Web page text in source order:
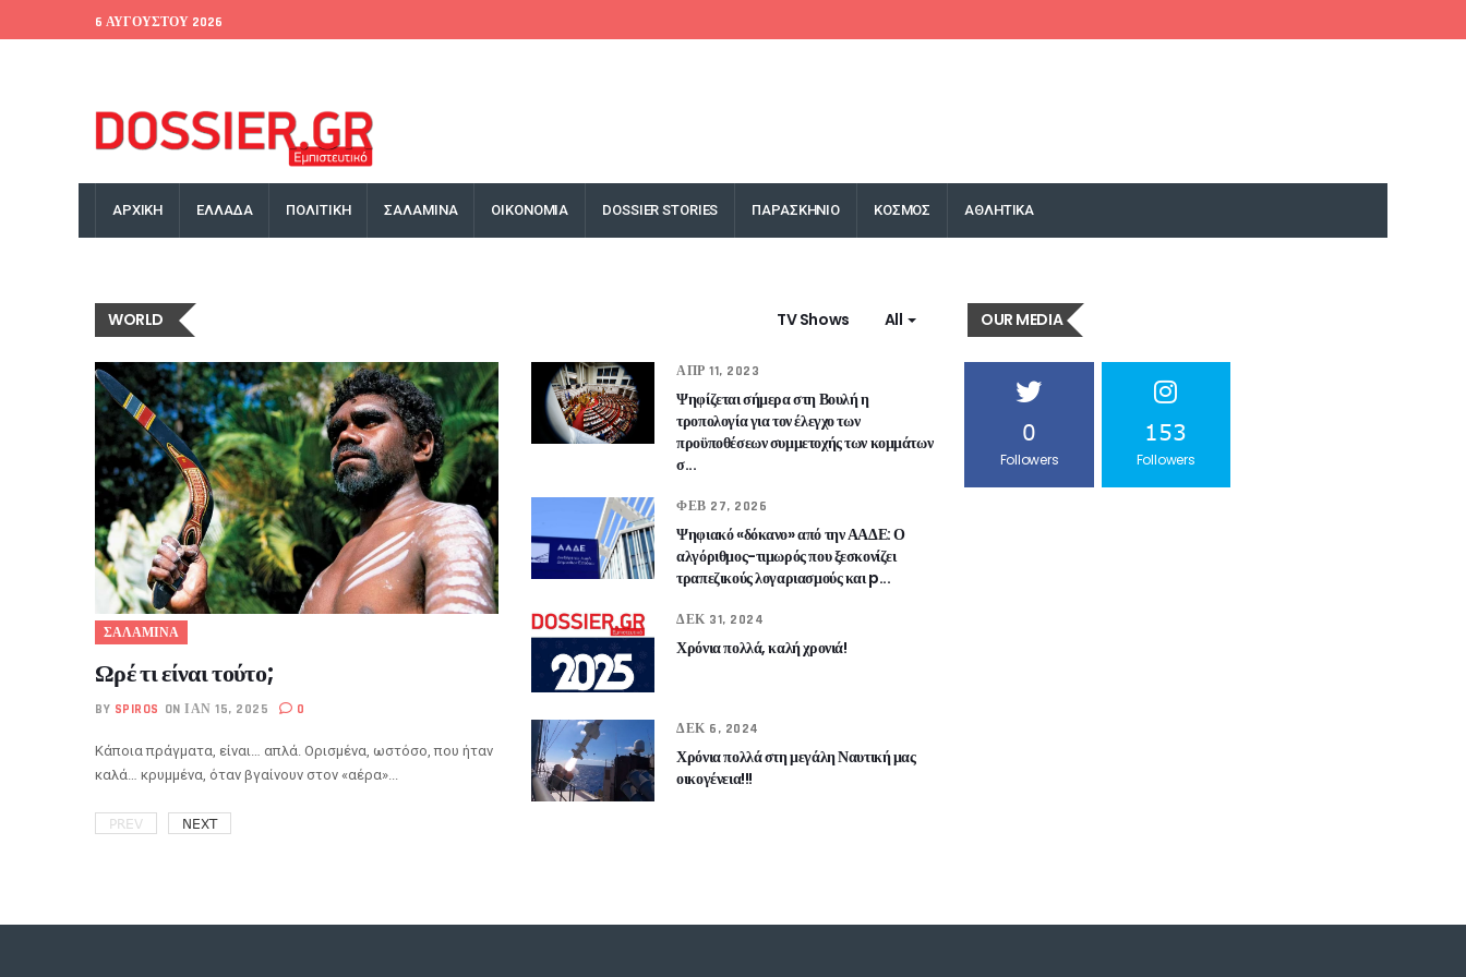
6 ΑΥΓΟΎΣΤΟΥ 2026
ΑΡΧΙΚΗ ΕΛΛΑΔΑ ΠΟΛΙΤΙΚΗ ΣΑΛΑΜΙΝΑ ΟΙΚΟΝΟΜΙΑ DOSSIER STORIES ΠΑΡΑΣΚΗΝΙΟ ΚΟΣΜΟΣ ΑΘΛΗΤΙΚΑ
WORLD TV Shows All
ΣΑΛΑΜΙΝΑ
Ωρέ τι είναι τούτο;
BY SPIROS ON ΙΑΝ 15, 2025 0
Κάποια πράγματα, είναι… απλά. Ορισμένα, ωστόσο, που ήταν
καλά… κρυμμένα, όταν βγαίνουν στον «αέρα»...
ΑΠΡ 11, 2023
Ψηφίζεται σήμερα στη Βουλή η
τροπολογία για τον έλεγχο των
προϋποθέσεων συμμετοχής των κομμάτων
σ...
ΦΕΒ 27, 2026
Ψηφιακό «δόκανο» από την ΑΑΔΕ: Ο
αλγόριθμος-τιμωρός που ξεσκονίζει
τραπεζικούς λογαριασμούς και p...
ΔΕΚ 31, 2024
Χρόνια πολλά, καλή χρονιά!
ΔΕΚ 6, 2024
Χρόνια πολλά στη μεγάλη Ναυτική μας
οικογένεια!!!
PREV NEXT
OUR MEDIA
0
Followers
153
Followers